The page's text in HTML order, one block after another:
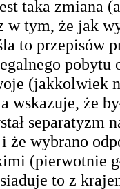
taka zmiana
w tym, że jak
to przepisów
(jakkolwiek
wskazuje, że
że wybrano
(pierwotnie
to z